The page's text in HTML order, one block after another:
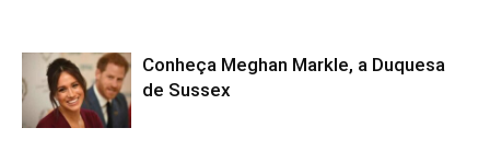
Conheça Meghan Markle, a Duquesa
de Sussex